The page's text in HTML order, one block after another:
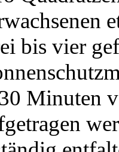
bis vier
Minuten